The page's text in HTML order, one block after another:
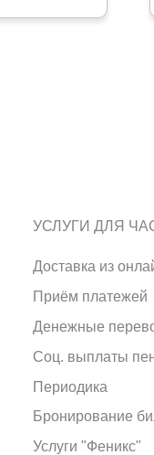
УСЛУГИ ДЛЯ
Доставка из
Приём платежей
Денежные
Соц. выплаты
Периодика
Бронирование
Услуги "Феникс"